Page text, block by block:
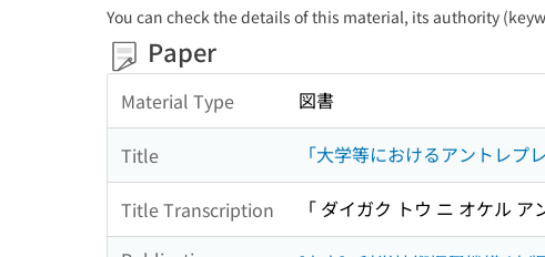
You can check the details of this material, its authority
Paper
Material Type 図書
Title 「大学等におけるアントレ
Title Transcription
「 ダイガク トウ ニ オケル